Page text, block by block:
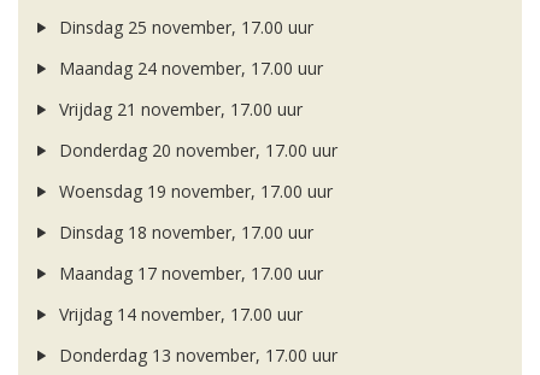
Dinsdag 25 november, 17.00 uur
Maandag 24 november, 17.00 uur
Vrijdag 21 november, 17.00 uur
Donderdag 20 november, 17.00 uur
Woensdag 19 november, 17.00 uur
Dinsdag 18 november, 17.00 uur
Maandag 17 november, 17.00 uur
Vrijdag 14 november, 17.00 uur
Donderdag 13 november, 17.00 uur